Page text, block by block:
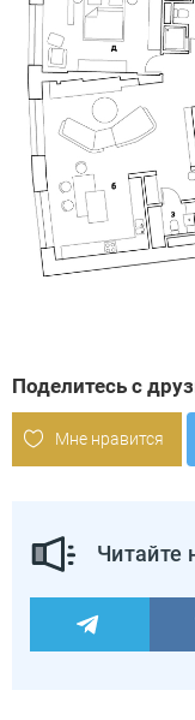
Поделитесь с
Мне нравится
Читайте